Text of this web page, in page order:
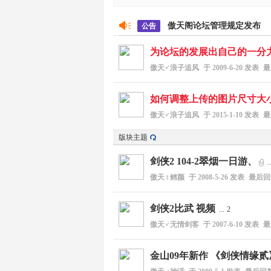
公告 傲天阁论坛管理规定发布
为论坛的发展出自己的一分
傲天♂浪子追风 于 2009-6-20 发表
如何调整上传的图片尺寸大
傲天♂浪子追风 于 2015-1-10 发表
版块主题
剑侠2 104-2翠烟一日游、
傲天♀鳕颜 于 2008-5-26 发表 最后
剑侠2比武 视频 ... 2
傲天♂无情剑客 于 2007-6-10 发表
金山09年新作 《剑侠情缘